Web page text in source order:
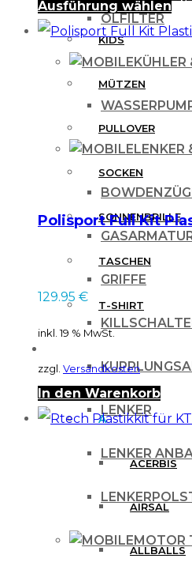
ÖLFILTER
KÜHLER
LENKER
GRIFFE
LENKER
LENKER
MOTOR
KIDS
MÜTZEN
PULLOVER
SOCKEN
SONNENBRILLE
TASCHEN
T-SHIRT
A
ACERBIS
AIRSAL
ALLBALLS
Ausführung wählen
Die
auf
Polisport Full Kit
129.95 €
inkl. 19 % MwSt.
zzgl. Versandkosten
In den Warenkorb